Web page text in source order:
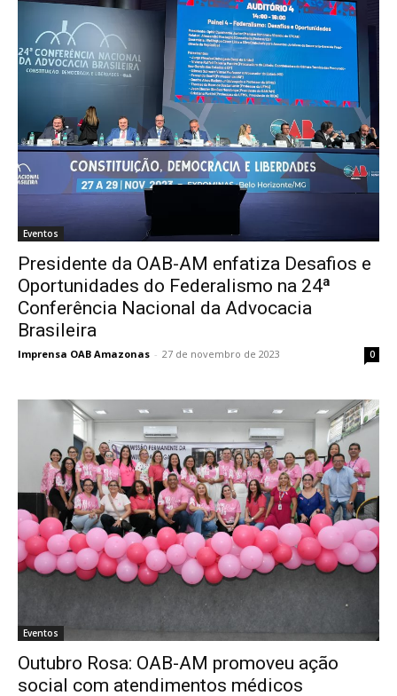
Eventos
Presidente da OAB-AM enfatiza Desafios e
Oportunidades do Federalismo na 24ª
Conferência Nacional da Advocacia
Brasileira
Imprensa OAB Amazonas - 27 de novembro de 2023 0
Eventos
Outubro Rosa: OAB-AM promoveu ação
social com atendimentos médicos